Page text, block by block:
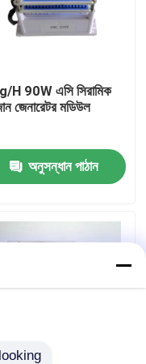
H 90W এসি সিরামিক
জেনারেটর মডিউল
অনুসন্ধান পাঠান